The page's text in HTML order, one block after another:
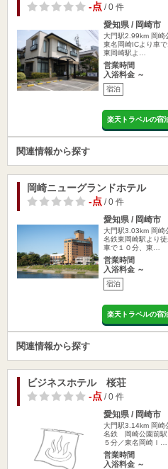
-点/ 0 件
愛知県 / 岡崎市
大門駅2.99km 岡崎
東名岡崎ICより車
東岡崎駅よ…
営業時間
入浴料金 ～
宿泊
楽天トラベルの宿
関連情報から探す
岡崎ニューグランドホテル
-点/ 0 件
愛知県 / 岡崎市
大門駅3.03km 岡崎
名鉄東岡崎駅より
車で１０分、東…
営業時間
入浴料金 ～
宿泊
楽天トラベルの宿
関連情報から探す
ビジネスホテル 桜荘
-点/ 0 件
愛知県 / 岡崎市
大門駅3.14km 岡崎
名鉄 岡崎公園前
５分／東名岡崎Ｉ…
営業時間
入浴料金 ～